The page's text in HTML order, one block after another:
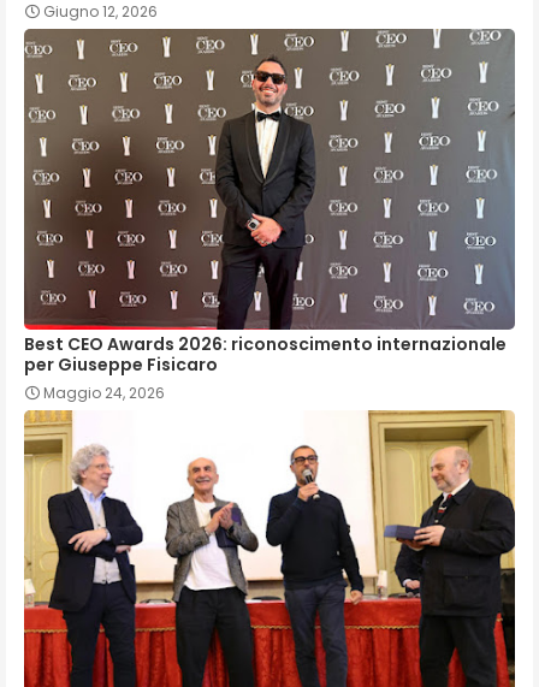
Giugno 12, 2026
Best CEO Awards 2026: riconoscimento internazionale
per Giuseppe Fisicaro
Maggio 24, 2026